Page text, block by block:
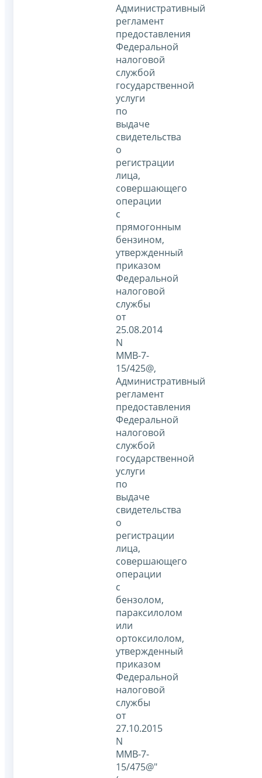
Административный
регламент
предоставления
Федеральной
налоговой
службой
государственной
услуги
по
выдаче
свидетельства
о
регистрации
лица,
совершающего
операции
с
прямогонным
бензином,
утвержденный
приказом
Федеральной
налоговой
службы
от
25.08.2014
N
ММВ-7-
15/425@,
Административный
регламент
предоставления
Федеральной
налоговой
службой
государственной
услуги
по
выдаче
свидетельства
о
регистрации
лица,
совершающего
операции
с
бензолом,
параксилолом
или
ортоксилолом,
утвержденный
приказом
Федеральной
налоговой
службы
от
27.10.2015
N
ММВ-7-
15/475@"